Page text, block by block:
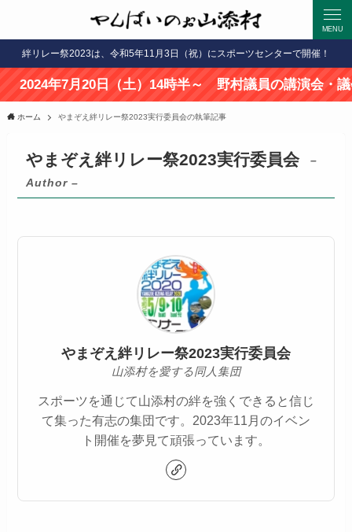
MENU
絆リレー祭2023は、令和5年11月3日（祝）にスポーツセンターで開催！
7月20日（土）14時半～ 野村議員の講演会・議会報告会
ホーム やまぞえ絆リレー祭2023実行委員会の執筆記事
やまぞえ絆リレー祭2023実行委員会
–
Author –
やまぞえ絆リレー祭2023実行委員会
山添村を愛する同人集団
スポーツを通じて山添村の絆を強くできると信じ
て集った有志の集団です。2023年11月のイベン
ト開催を夢見て頑張っています。